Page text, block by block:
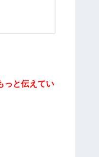
っと伝えてい